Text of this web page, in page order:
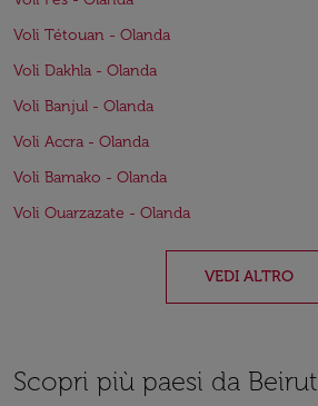
Voli Tétouan - Olanda
Voli Dakhla - Olanda
Voli Banjul - Olanda
Voli Accra - Olanda
Voli Bamako - Olanda
Voli Ouarzazate - Olanda
VEDI ALTRO
Scopri più paesi da Beirut